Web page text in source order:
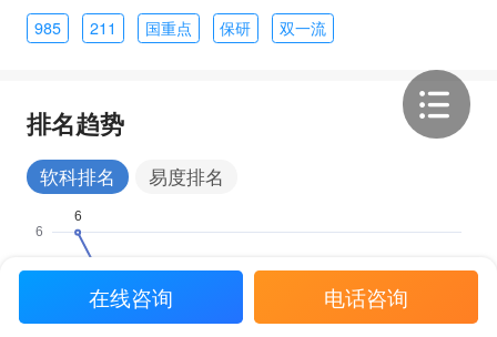
985 211 国重点 保研 双一流
排名趋势
软科排名 易度排名
在线咨询 电话咨询